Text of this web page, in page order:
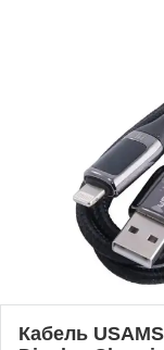
Кабель